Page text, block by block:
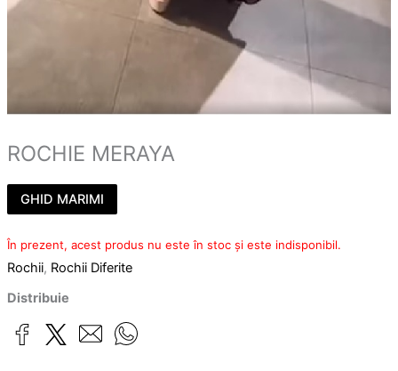
ROCHIE MERAYA
GHID MARIMI
În prezent, acest produs nu este în stoc și este indisponibil.
Rochii, Rochii Diferite
Distribuie